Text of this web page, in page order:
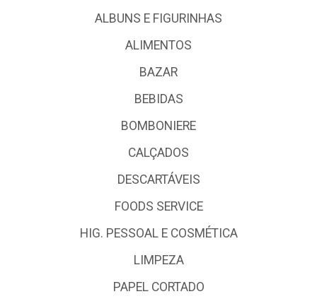
ALBUNS E FIGURINHAS
ALIMENTOS
BAZAR
BEBIDAS
BOMBONIERE
CALÇADOS
DESCARTÁVEIS
FOODS SERVICE
HIG. PESSOAL E COSMÉTICA
LIMPEZA
PAPEL CORTADO